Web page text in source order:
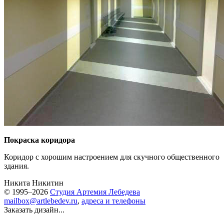
Покраска коридора
Коридор с хорошим настроением для скучного общественного
здания.
Никита Никитин
© 1995–2026 Студия Артемия Лебедева
mailbox@artlebedev.ru, адреса и телефоны
Заказать дизайн...